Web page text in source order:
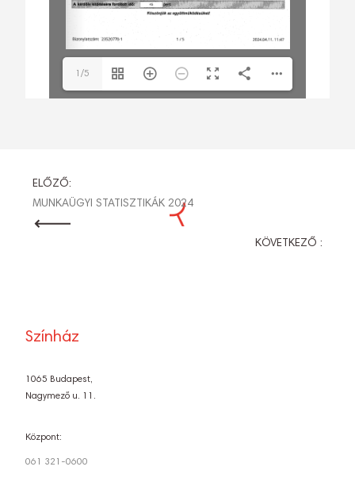
1/5
BEJEGYZÉS
NAVIGÁCIÓ
ELŐZŐ:
MUNKAÜGYI STATISZTIKÁK 2024
KÖVETKEZŐ :
Színház
1065 Budapest,
Nagymező u. 11.
Központ:
061 321-0600